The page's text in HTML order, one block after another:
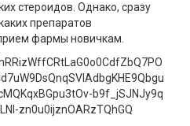
стероидов. Однако, сразу
препаратов
фармы новичкам.